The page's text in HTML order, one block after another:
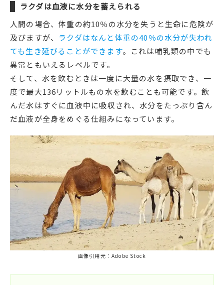
ラクダは血液に水分を蓄えられる
人間の場合、体重の約10％の水分を失うと生命に危険が
及びますが、 ラクダはなんと体重の40％の水分が失われ
ても生き延びることができます。これは哺乳類の中でも
異常ともいえるレベルです。
そして、水を飲むときは一度に大量の水を摂取でき、一
度で最大136リットルもの水を飲むことも可能です。飲
んだ水はすぐに血液中に吸収され、水分をたっぷり含ん
だ血液が全身をめぐる仕組みになっています。
画像引用元：Adobe Stock